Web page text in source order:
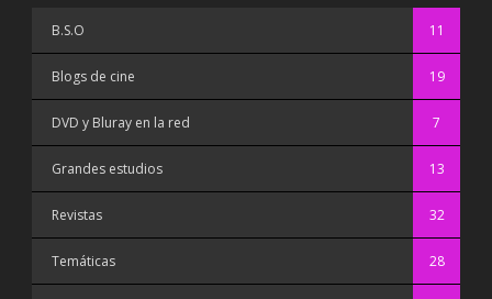
B.S.O 11
Blogs de cine 19
DVD y Bluray en la red 7
Grandes estudios 13
Revistas 32
Temáticas 28